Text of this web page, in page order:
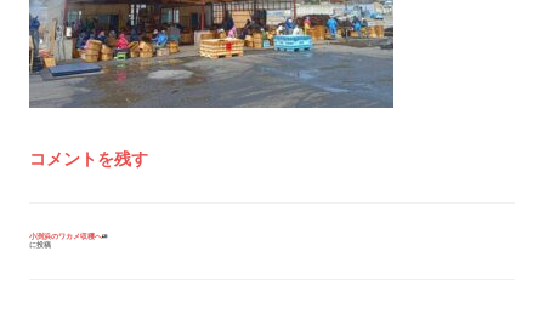
コメントを残す
投
小渕浜のワカメ収穫へ
に投稿